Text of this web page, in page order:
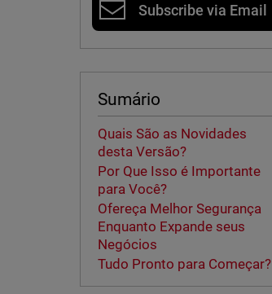
Subscribe via Email
Sumário
Quais São as Novidades
desta Versão?
Por Que Isso é Importante
para Você?
Ofereça Melhor Segurança
Enquanto Expande seus
Negócios
Tudo Pronto para Começar?